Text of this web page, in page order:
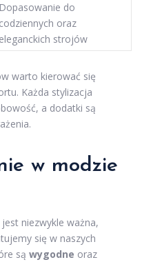
Dopasowanie do
codziennych oraz
eleganckich strojów
warto kierować się
Każda stylizacja
a dodatki są
w modzie
niezwykle ważna,
się w naszych
są wygodne oraz